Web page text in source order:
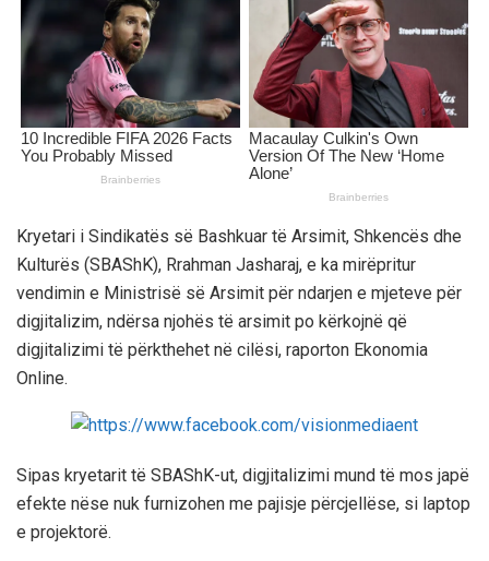
Kryetari i Sindikatës së Bashkuar të Arsimit, Shkencës dhe
Kulturës (SBAShK), Rrahman Jasharaj, e ka mirëpritur
vendimin e Ministrisë së Arsimit për ndarjen e mjeteve për
digjitalizim, ndërsa njohës të arsimit po kërkojnë që
digjitalizimi të përkthehet në cilësi, raporton Ekonomia
Online.
Sipas kryetarit të SBAShK-ut, digjitalizimi mund të mos japë
efekte nëse nuk furnizohen me pajisje përcjellëse, si laptop
e projektorë.